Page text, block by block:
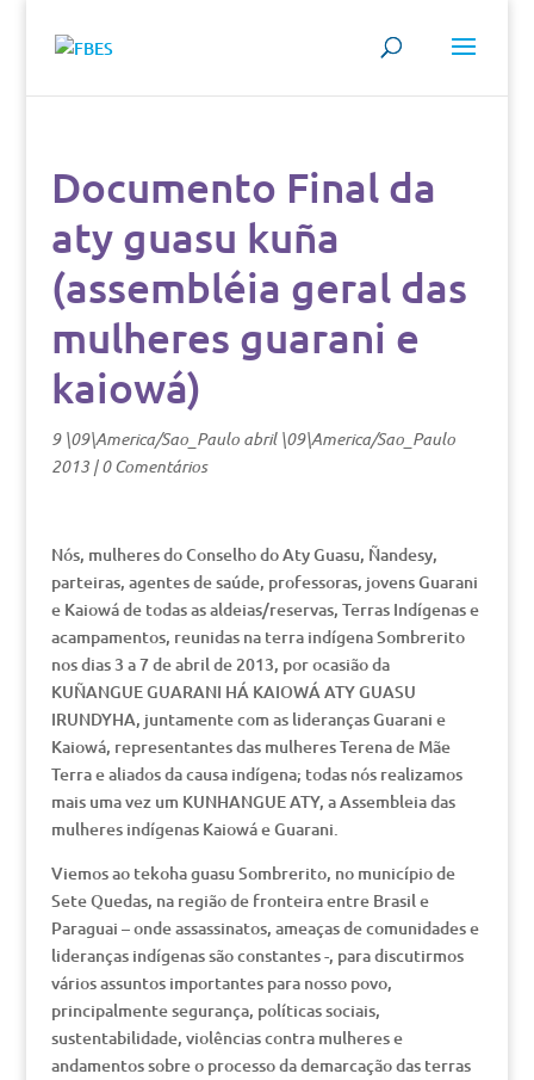
Documento Final da
aty guasu kuña
(assembléia geral das
mulheres guarani e
kaiowá)
9 \09\America/Sao_Paulo abril \09\America/Sao_Paulo
2013|0 Comentários
Nós, mulheres do Conselho do Aty Guasu, Ñandesy,
parteiras, agentes de saúde, professoras, jovens Guarani
e Kaiowá de todas as aldeias/reservas, Terras Indígenas e
acampamentos, reunidas na terra indígena Sombrerito
nos dias 3 a 7 de abril de 2013, por ocasião da
KUÑANGUE GUARANI HÁ KAIOWÁ ATY GUASU
IRUNDYHA, juntamente com as lideranças Guarani e
Kaiowá, representantes das mulheres Terena de Mãe
Terra e aliados da causa indígena; todas nós realizamos
mais uma vez um KUNHANGUE ATY, a Assembleia das
mulheres indígenas Kaiowá e Guarani.
Viemos ao tekoha guasu Sombrerito, no município de
Sete Quedas, na região de fronteira entre Brasil e
Paraguai – onde assassinatos, ameaças de comunidades e
lideranças indígenas são constantes -, para discutirmos
vários assuntos importantes para nosso povo,
principalmente segurança, políticas sociais,
sustentabilidade, violências contra mulheres e
andamentos sobre o processo da demarcação das terras